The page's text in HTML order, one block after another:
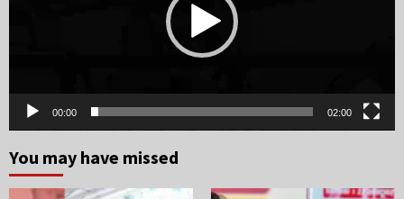
00:00 02:00
You may have missed